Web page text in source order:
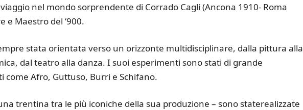
nel mondo sorprendente di Corrado Cagli (Ancona 1910- Roma
e Maestro del ‘900.
stata orientata verso un orizzonte multidisciplinare, dalla pittura alla
dal teatro alla danza. I suoi esperimenti sono stati di grande
come Afro, Guttuso, Burri e Schifano.
trentina tra le più iconiche della sua produzione – sono staterealizzate